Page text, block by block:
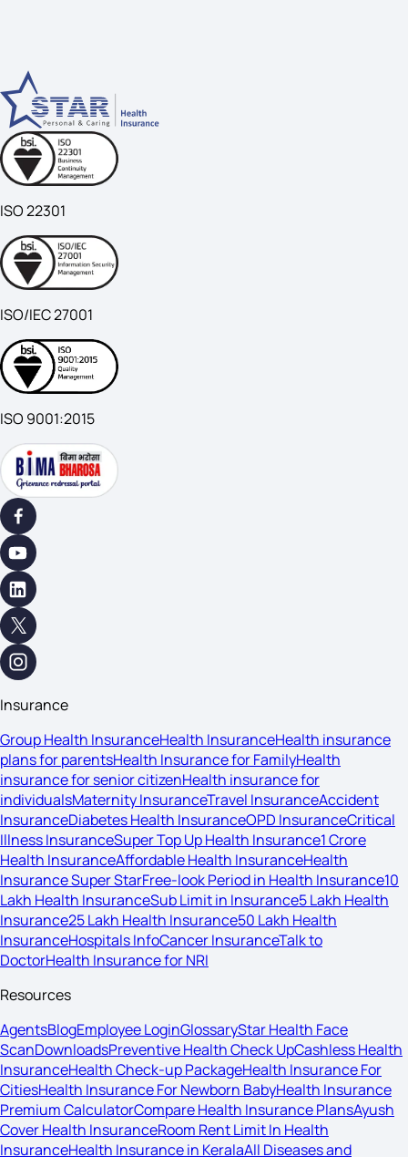
ISO 22301
ISO/IEC 27001
ISO 9001:2015
Insurance
Group Health InsuranceHealth InsuranceHealth insurance
plans for parentsHealth Insurance for FamilyHealth
insurance for senior citizenHealth insurance for
individualsMaternity InsuranceTravel InsuranceAccident
InsuranceDiabetes Health InsuranceOPD InsuranceCritical
Illness InsuranceSuper Top Up Health Insurance1 Crore
Health InsuranceAffordable Health InsuranceHealth
Insurance Super StarFree-look Period in Health Insurance10
Lakh Health InsuranceSub Limit in Insurance5 Lakh Health
Insurance25 Lakh Health Insurance50 Lakh Health
InsuranceHospitals InfoCancer InsuranceTalk to
DoctorHealth Insurance for NRI
Resources
AgentsBlogEmployee LoginGlossaryStar Health Face
ScanDownloadsPreventive Health Check UpCashless Health
InsuranceHealth Check-up PackageHealth Insurance For
CitiesHealth Insurance For Newborn BabyHealth Insurance
Premium CalculatorCompare Health Insurance PlansAyush
Cover Health InsuranceRoom Rent Limit In Health
InsuranceHealth Insurance in KeralaAll Diseases and